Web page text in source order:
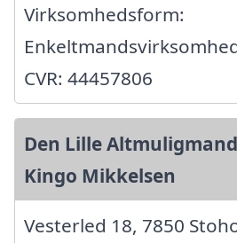
Virksomhedsform:
CVR: 44457806
Den Lille
Kingo Mikkelsen
Vesterled 18, 7850